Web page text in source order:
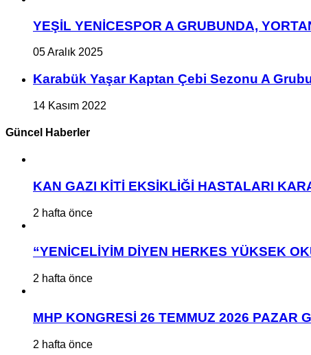
YEŞİL YENİCESPOR A GRUBUNDA,
05 Aralık 2025
Karabük Yaşar Kaptan Çebi Sezonu A
14 Kasım 2022
Güncel Haberler
KAN GAZI KİTİ EKSİKLİĞİ HASTALARI
2 hafta önce
“YENİCELİYİM DİYEN HERKES YÜKSEK
2 hafta önce
MHP KONGRESİ 26 TEMMUZ 2026 PAZAR
2 hafta önce